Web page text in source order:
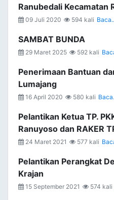
Ranubedali Kecamatan
09 Juli 2020 594 kali
SAMBAT BUNDA
29 Maret 2025 592 kali
Penerimaan Bantuan
Lumajang
16 April 2020 580 kali
Pelantikan Ketua TP.
Ranuyoso dan RAKER
24 Maret 2021 577 kali
Pelantikan Perangkat
Krajan
15 September 2021 574 kali